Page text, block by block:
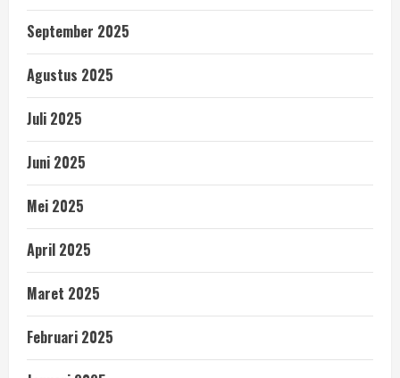
September 2025
Agustus 2025
Juli 2025
Juni 2025
Mei 2025
April 2025
Maret 2025
Februari 2025